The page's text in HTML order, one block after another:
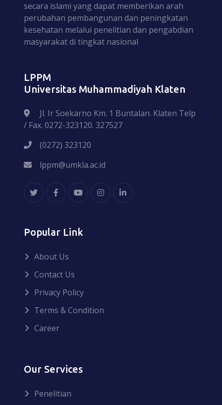
secara islami yang dapat memberikan arah
perubahan pembangunan dan peningkatan
kesehatan melalui penelitian dan pengabdian
masyarakat di tingkat nasional
LPPM
Universitas Muhammadiyah Klaten
Jl. Ir Soekarno Km. 1 Buntalan. Klaten Telp
/ Fax. 0272-323120. 327527
(0272) 323120
lppm@umkla.ac.id
Popular Link
About Us
Contact Us
Privacy Policy
Terms & Condition
Career
Our Services
Penelitian